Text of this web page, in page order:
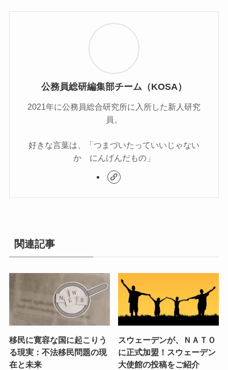
公務員総研編集部チーム（KOSA）
2021年に公務員総合研究所に入所した新人研究
員。
好きな言葉は、「つまづいたっていいじゃない
か にんげんだもの」
関連記事
移民に寛容な国に起こりう
る現実：不法移民問題の現
在と未来
スウェーデンが、ＮＡＴＯ
に正式加盟！スウェーデン
大使館の投稿をご紹介